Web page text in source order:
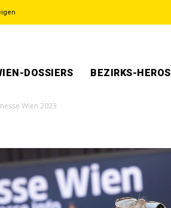
DOSSIERS BEZIRKS-HEROS
Wien 2023